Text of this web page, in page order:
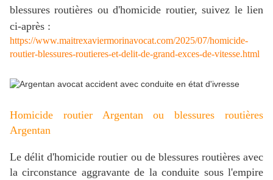
blessures routières ou d'homicide routier, suivez le lien
ci-après :
https://www.maitrexaviermorinavocat.com/2025/07/homicide-
routier-blessures-routieres-et-delit-de-grand-exces-de-vitesse.html
Homicide routier Argentan ou blessures routières
Argentan
Le délit d'homicide routier ou de blessures routières avec
la circonstance aggravante de la conduite sous l'empire